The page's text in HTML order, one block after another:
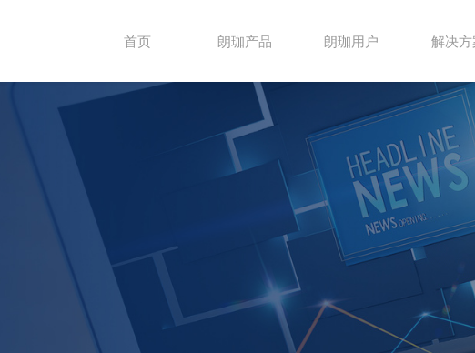
首页 朗珈产品 朗珈用户 解决方